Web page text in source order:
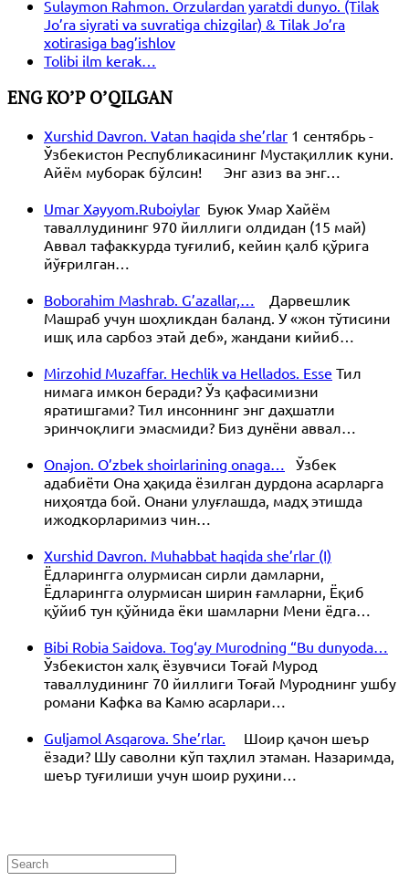
Sulaymon Rahmon. Orzulardan yaratdi dunyo. (Tilak
Jo’ra siyrati va suvratiga chizgilar) & Tilak Jo’ra
xotirasiga bag’ishlov
Tolibi ilm kerak…
ENG KO’P O’QILGAN
Xurshid Davron. Vatan haqida she’rlar 1 сентябрь -
Ўзбекистон Республикасининг Мустақиллик куни.
Айём муборак бўлсин! Энг азиз ва энг…
Umar Xayyom.Ruboiylar Буюк Умар Хайём
таваллудининг 970 йиллиги олдидан (15 май)
Аввал тафаккурда туғилиб, кейин қалб қўрига
йўғрилган…
Boborahim Mashrab. G’azallar,…
Дарвешлик
Машраб учун шоҳликдан баланд. У «жон тўтисини
ишқ ила сарбоз этай деб», жандани кийиб…
Mirzohid Muzaffar. Hechlik va Hellados. Esse Тил
нимага имкон беради? Ўз қафасимизни
яратишгами? Тил инсоннинг энг даҳшатли
эринчоқлиги эмасмиди? Биз дунёни аввал…
Onajon. O’zbek shoirlarining onaga…
Ўзбек
адабиёти Она ҳақида ёзилган дурдона асарларга
ниҳоятда бой. Онани улуғлашда, мадҳ этишда
ижодкорларимиз чин…
Xurshid Davron. Muhabbat haqida she’rlar (I)
Ёдларингга олурмисан сирли дамларни,
Ёдларингга олурмисан ширин ғамларни, Ёқиб
қўйиб тун қўйнида ёки шамларни Мени ёдга…
Bibi Robia Saidova. Tog‘ay Murodning “Bu dunyoda…
Ўзбекистон халқ ёзувчиси Тоғай Мурод
таваллудининг 70 йиллиги Тоғай Муроднинг ушбу
романи Кафка ва Камю асарлари…
Guljamol Asqarova. She’rlar.
Шоир қачон шеър
ёзади? Шу саволни кўп таҳлил этаман. Назаримда,
шеър туғилиши учун шоир руҳини…